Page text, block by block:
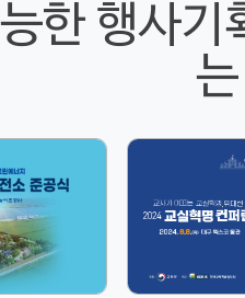
한 행사